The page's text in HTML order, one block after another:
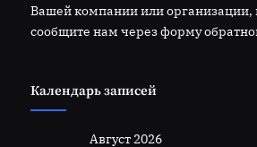
Вашей компании или организации,
сообщите нам через форму
Календарь записей
Август 2026